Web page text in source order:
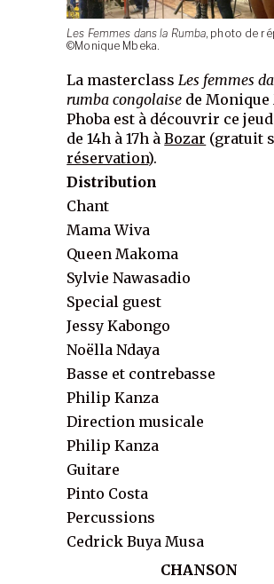
Les Femmes dans la Rumba, photo de
©Monique Mbeka.
La masterclassLes femmes
rumba congolaise de Monique
Phoba est à découvrir ce
de 14h à 17h àBozar (gratuit
réservation).
Distribution
Chant
Mama Wiva
Queen Makoma
Sylvie Nawasadio
Special guest
Jessy Kabongo
Noëlla Ndaya
Basse et contrebasse
Philip Kanza
Direction musicale
Philip Kanza
Guitare
Pinto Costa
Percussions
Cedrick Buya Musa
CHANSON